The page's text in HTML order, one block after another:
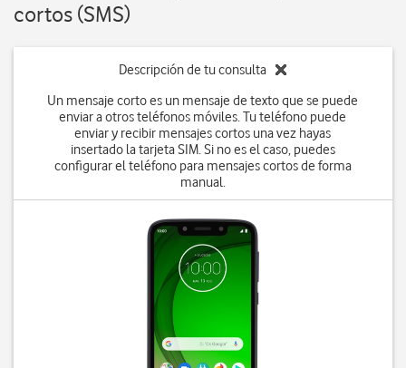
cortos (SMS)
Descripción de tu consulta
Un mensaje corto es un mensaje de texto que se puede
enviar a otros teléfonos móviles. Tu teléfono puede
enviar y recibir mensajes cortos una vez hayas
insertado la tarjeta SIM. Si no es el caso, puedes
configurar el teléfono para mensajes cortos de forma
manual.